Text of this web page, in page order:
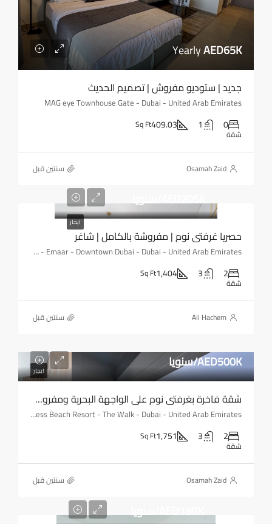
YearlyAED65K
جديد | ستوديو مفروش | تصميم الحديث
MAG eye Townhouse Gate - Dubai - United Arab Emirates
0
1
409.03
Sq Ft
شقة
Osamah Zaid ‏سنتين قبل
ايجار
AED205K/سنويا
حصريا غرفتي نوم | مفروشة بالكامل | شاغر
BLVD Heights - Downtown - Emaar - Downtown Dubai - Dubai - United Arab Emirates
2
3
1,404
Sq Ft
شقة
Ali Hachem ‏سنتين قبل
ايجار AED500K/سنويا
شقة فاخرة بغرفتي نوم على الواجهة البحرية ومفروشة بالكامل
Address Beach Resort - The Walk - Dubai - United Arab Emirates
2
3
1,751
Sq Ft
شقة
Osamah Zaid ‏سنتين قبل
AED180K/سنويا